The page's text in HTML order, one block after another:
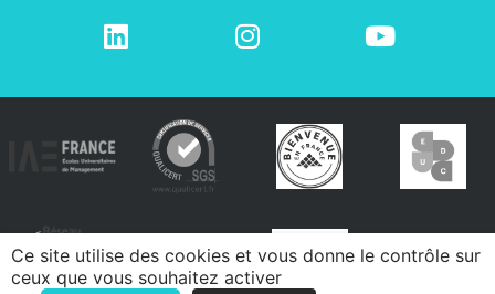
Ce site utilise des cookies et vous donne le contrôle sur
ceux que vous souhaitez activer